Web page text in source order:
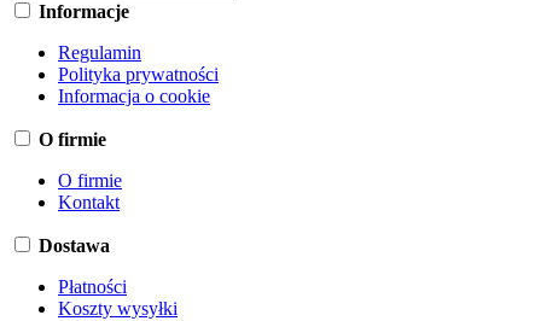
Informacje
Regulamin
Polityka prywatności
Informacja o cookie
O firmie
O firmie
Kontakt
Dostawa
Płatności
Koszty wysyłki